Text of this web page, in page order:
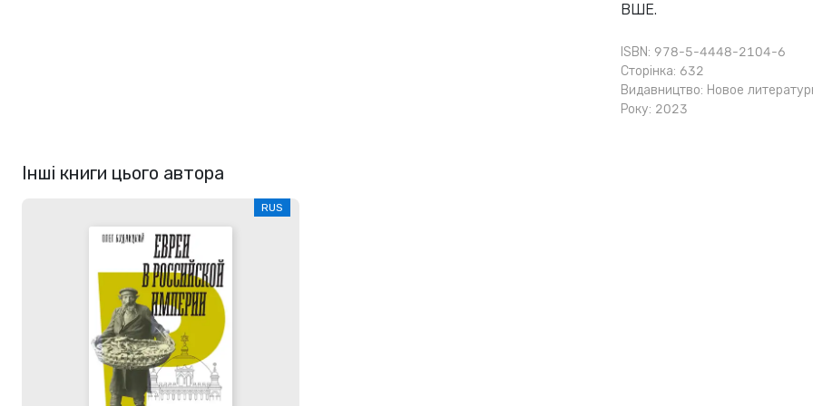
ВШЕ.
ISBN: 978-5-4448-2104-6
Сторінка: 632
Видавництво: Новое
Року: 2023
Інші книги цього автора
RUS